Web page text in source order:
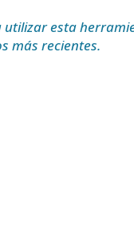
utilizar esta
más recientes.